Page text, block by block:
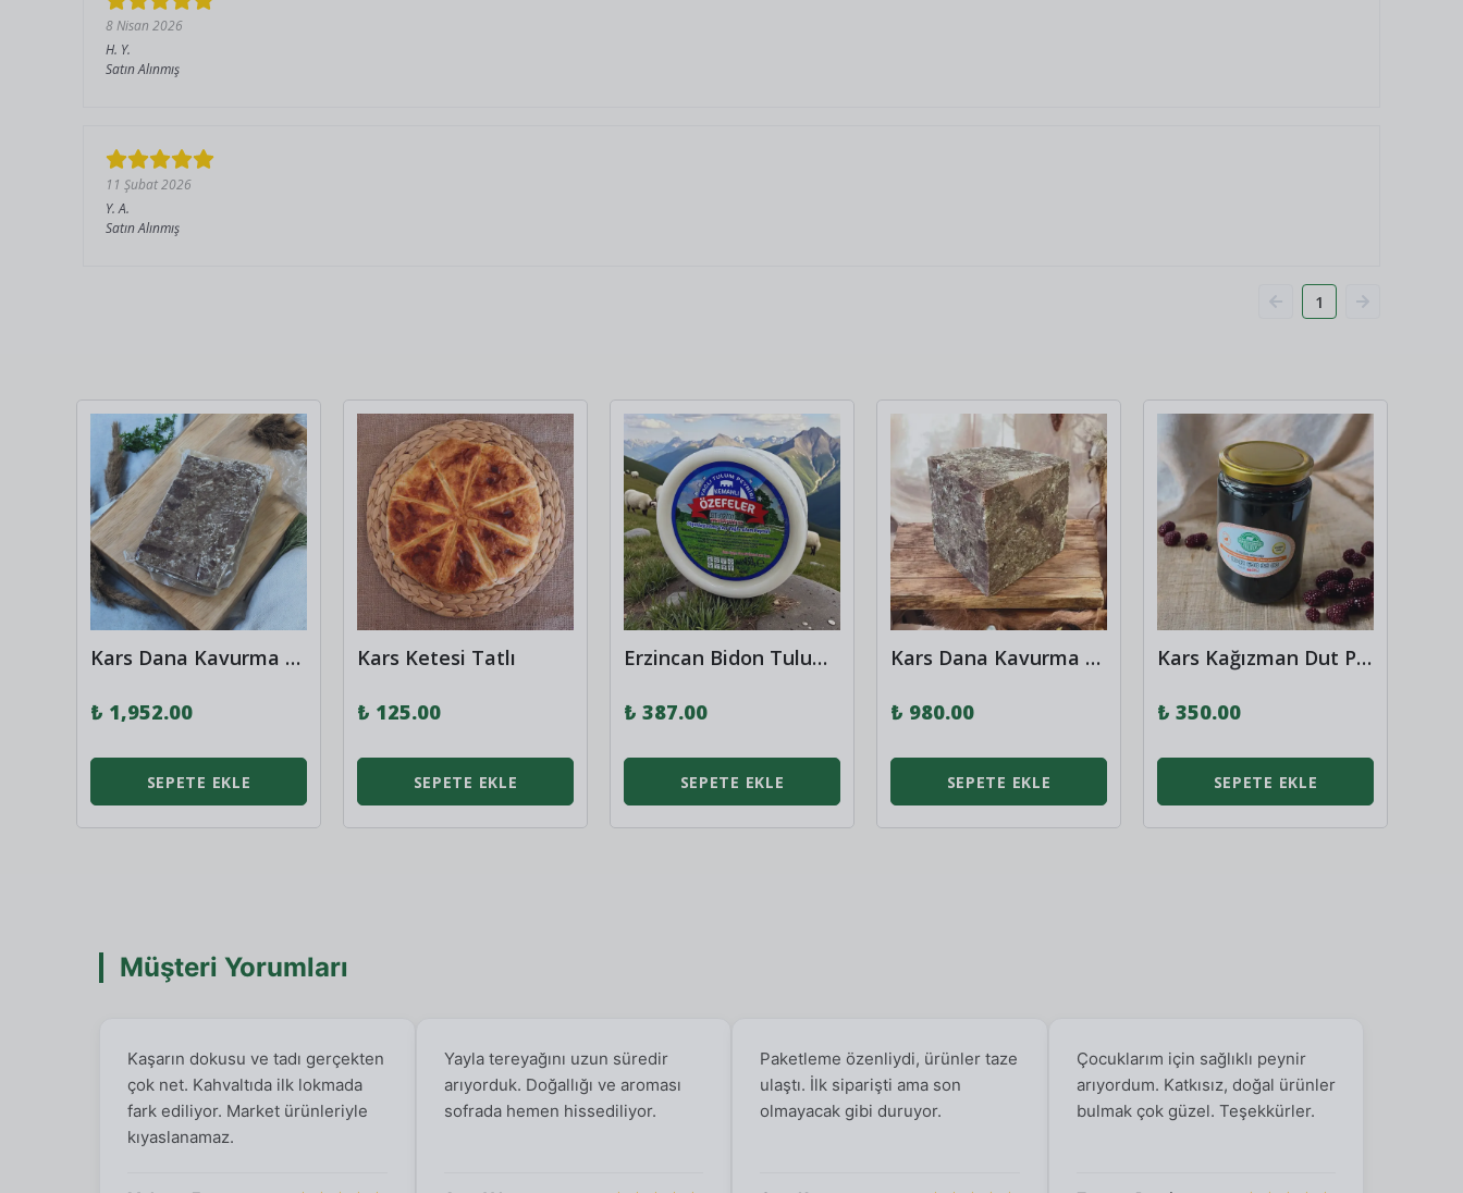
8 Nisan 2026
H. Y.
Satın Alınmış
11 Şubat 2026
Y. A.
Satın Alınmış
1
Kars Dana Kavurma 1kg
₺ 1,952.00
SEPETE EKLE
Kars Ketesi Tatlı
₺ 125.00
SEPETE EKLE
Erzincan Bidon Tulum Peyniri 450 gr
₺ 387.00
SEPETE EKLE
Kars Dana Kavurma 500gr
₺ 980.00
SEPETE EKLE
Kars Kağızman Dut Pekmezi 900gr
₺ 350.00
SEPETE EKLE
Müşteri Yorumları
Kaşarın dokusu ve tadı gerçekten
çok net. Kahvaltıda ilk lokmada
fark ediliyor. Market ürünleriyle
kıyaslanamaz.
Yayla tereyağını uzun süredir
arıyorduk. Doğallığı ve aroması
sofrada hemen hissediliyor.
Paketleme özenliydi, ürünler taze
ulaştı. İlk siparişti ama son
olmayacak gibi duruyor.
Çocuklarım için sağlıklı peynir
arıyordum. Katkısız, doğal ürünler
bulmak çok güzel. Teşekkürler.